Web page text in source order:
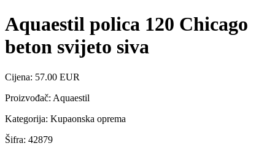
Aquaestil polica 120 Chicago
beton svijeto siva
Cijena: 57.00 EUR
Proizvođač: Aquaestil
Kategorija: Kupaonska oprema
Šifra: 42879